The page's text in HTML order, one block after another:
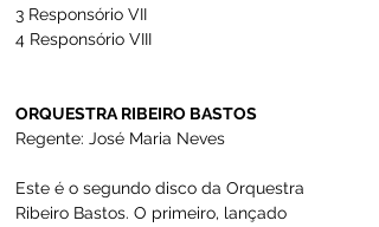
3 Responsório VII
4 Responsório VIII
ORQUESTRA RIBEIRO BASTOS
Regente: José Maria Neves
Este é o segundo disco da Orquestra
Ribeiro Bastos. O primeiro, lançado